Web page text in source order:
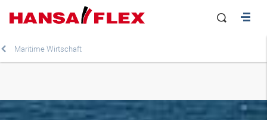
Maritime Wirtschaft